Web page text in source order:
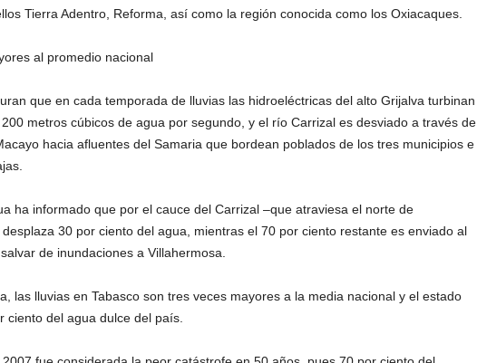
Tierra Adentro, Reforma, así como la región conocida como los Oxiacaques.
al promedio nacional
que en cada temporada de lluvias las hidroeléctricas del alto Grijalva turbinan
metros cúbicos de agua por segundo, y el río Carrizal es desviado a través de
hacia afluentes del Samaria que bordean poblados de los tres municipios e
ha informado que por el cauce del Carrizal –que atraviesa el norte de
30 por ciento del agua, mientras el 70 por ciento restante es enviado al
de inundaciones a Villahermosa.
las lluvias en Tabasco son tres veces mayores a la media nacional y el estado
ciento del agua dulce del país.